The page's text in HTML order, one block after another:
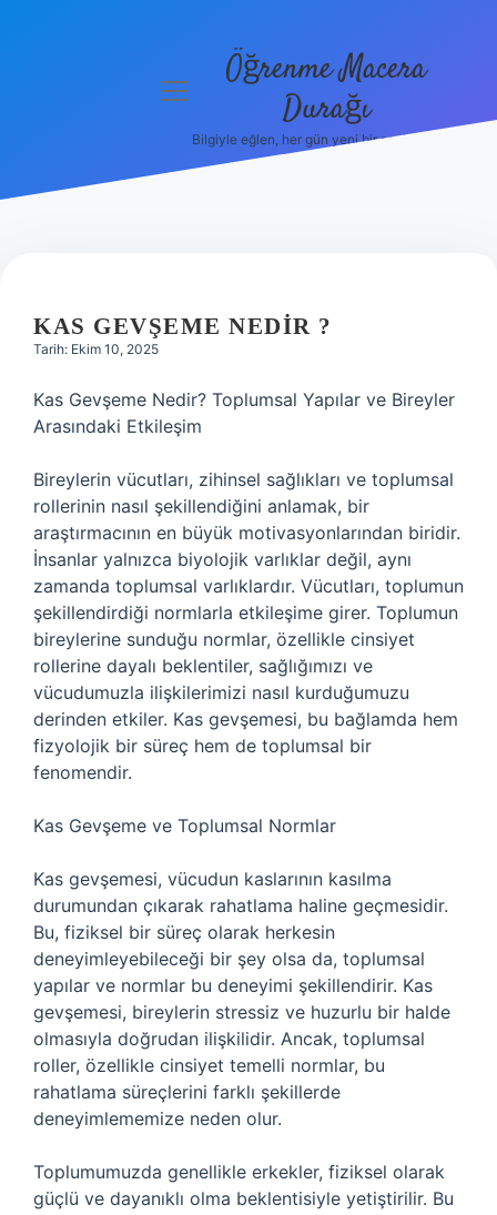
Hakkımızda
menüyü Öğrenme Macera
Durağı
Bilgiyle eğlen, her gün yeni bir şeyler öğren!
KAS GEVŞEME NEDIR ?
Tarih: Ekim 10, 2025
Kas Gevşeme Nedir? Toplumsal Yapılar ve Bireyler
Arasındaki Etkileşim
Bireylerin vücutları, zihinsel sağlıkları ve toplumsal
rollerinin nasıl şekillendiğini anlamak, bir
araştırmacının en büyük motivasyonlarından biridir.
İnsanlar yalnızca biyolojik varlıklar değil, aynı
zamanda toplumsal varlıklardır. Vücutları, toplumun
şekillendirdiği normlarla etkileşime girer. Toplumun
bireylerine sunduğu normlar, özellikle cinsiyet
rollerine dayalı beklentiler, sağlığımızı ve
vücudumuzla ilişkilerimizi nasıl kurduğumuzu
derinden etkiler. Kas gevşemesi, bu bağlamda hem
fizyolojik bir süreç hem de toplumsal bir
fenomendir.
Kas Gevşeme ve Toplumsal Normlar
Kas gevşemesi, vücudun kaslarının kasılma
durumundan çıkarak rahatlama haline geçmesidir.
Bu, fiziksel bir süreç olarak herkesin
deneyimleyebileceği bir şey olsa da, toplumsal
yapılar ve normlar bu deneyimi şekillendirir. Kas
gevşemesi, bireylerin stressiz ve huzurlu bir halde
olmasıyla doğrudan ilişkilidir. Ancak, toplumsal
roller, özellikle cinsiyet temelli normlar, bu
rahatlama süreçlerini farklı şekillerde
deneyimlememize neden olur.
Toplumumuzda genellikle erkekler, fiziksel olarak
güçlü ve dayanıklı olma beklentisiyle yetiştirilir. Bu